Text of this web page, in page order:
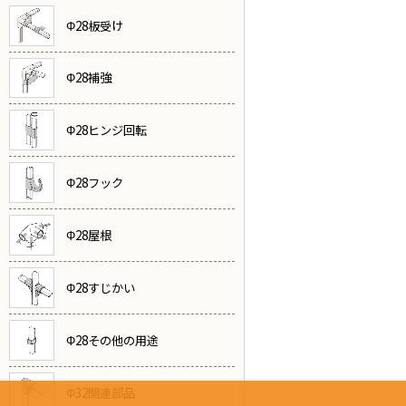
Φ28板受け
Φ28補強
Φ28ヒンジ回転
Φ28フック
Φ28屋根
Φ28すじかい
Φ28その他の用途
Φ32関連部品